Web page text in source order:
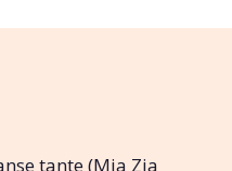
tante (Mia Zia